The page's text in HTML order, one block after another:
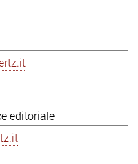
editoriale